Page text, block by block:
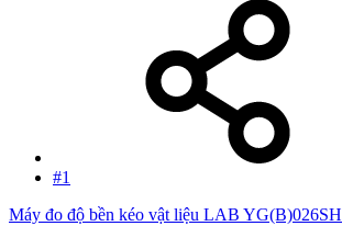
#1
Máy đo độ bền kéo vật liệu LAB YG(B)026SH